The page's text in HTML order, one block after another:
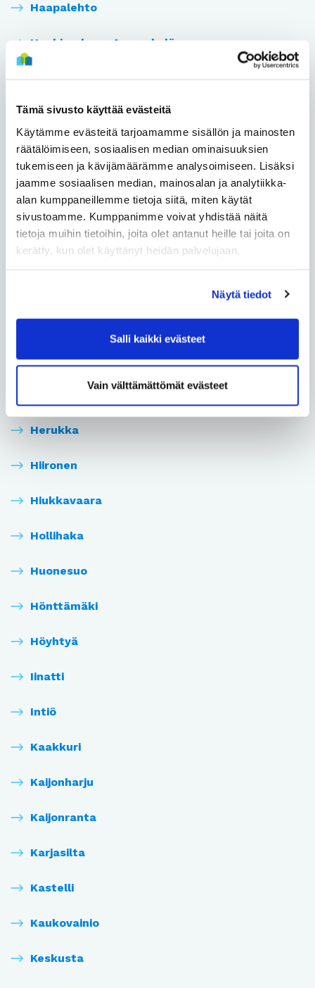
Tämä sivusto käyttää evästeitä
Käytämme evästeitä tarjoamamme sisällön ja mainosten
räätälöimiseen, sosiaalisen median ominaisuuksien
tukemiseen ja kävijämäärämme analysoimiseen. Lisäksi
jaamme sosiaalisen median, mainosalan ja analytiikka-
alan kumppaneillemme tietoja siitä, miten käytät
sivustoamme. Kumppanimme voivat yhdistää näitä
tietoja muihin tietoihin, joita olet antanut heille tai joita on
kerätty, kun olet käyttänyt heidän palvelujaan.
Näytä tiedot
Salli kaikki evästeet
Vain välttämättömät evästeet
Haapalehto
Haukipudas – Asemakylä
Haukipudas – Keiska
Haukipudas – Kello
Haukipudas – Kirkonkylä
Haukipudas – Kiviniemi
Haukipudas – Martinniemi
Heikkilänkangas
Herukka
Hiironen
Hiukkavaara
Hollihaka
Huonesuo
Hönttämäki
Höyhtyä
Iinatti
Intiö
Kaakkuri
Kaijonharju
Kaijonranta
Karjasilta
Kastelli
Kaukovainio
Keskusta